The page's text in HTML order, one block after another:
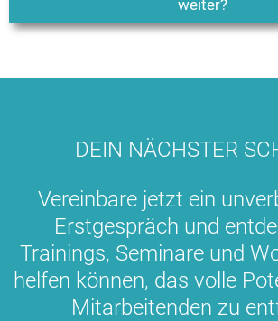
weiter?
DEIN NÄCHSTER
Vereinbare jetzt ein
Erstgespräch und
Trainings, Seminare und
helfen können, das volle
Mitarbeitenden zu